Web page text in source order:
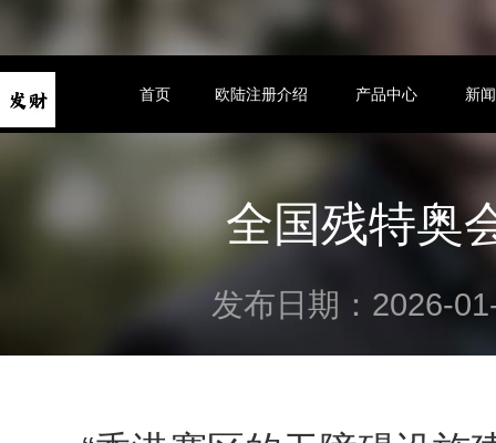
首页 欧陆注册介绍 产品中心 新
全国残特奥
发布日期：2026-